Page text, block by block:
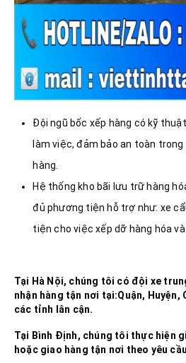
Đội ngũ bốc xếp hàng có kỹ
làm việc, đảm bảo an toàn
hàng.
Hệ thống kho bãi lưu trữ hàng
đủ phương tiện hỗ trợ như: xe
tiện cho việc xếp dỡ hàng hóa
Tại Hà Nội, chúng tôi có đội xe
nhận hàng tận nơi tại:Quận, Huyện,
các tỉnh lân cận.
Tại Bình Định, chúng tôi thực hiện
hoặc giao hàng tận nơi theo yêu